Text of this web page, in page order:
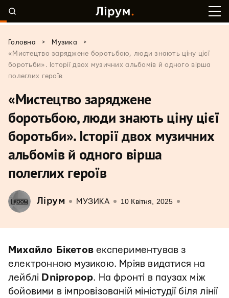
Головна > Музика
>
«Мистецтво заряджене боротьбою, люди знають ціну цієї
боротьби». Історії двох музичних альбомів й одного вірша
полеглих героїв
«Мистецтво заряджене
боротьбою, люди знають ціну цієї
боротьби». Історії двох музичних
альбомів й одного вірша
полеглих героїв
Лірум МУЗИКА 10 Квітня, 2025
Михайло Бікетов експериментував з
електронною музикою. Мріяв видатися на
лейблі Dnipropop. На фронті в паузах між
бойовими в імпровізованій міністудії біля лінії